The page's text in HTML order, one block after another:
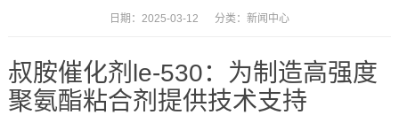
日期：2025-03-12 分类： 新闻中心
叔胺催化剂le-530：为制造高强度
聚氨酯粘合剂提供技术支持